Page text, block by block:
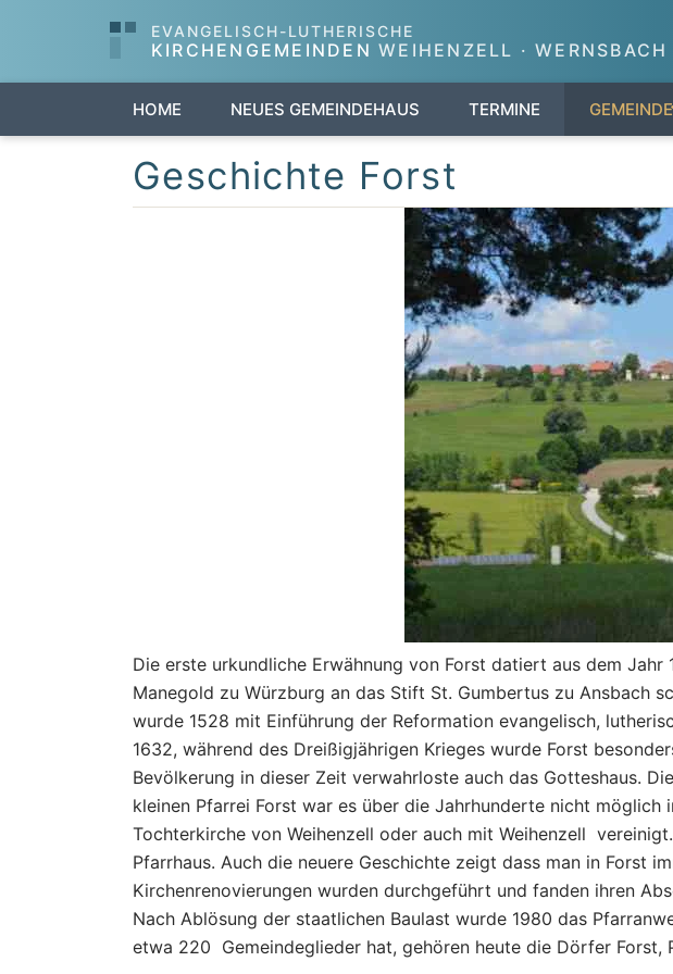
EVANGELISCH-LUTHERISCHE
KIRCHENGEMEINDENWEIHENZELL · WERNSBACH
HOME NEUES GEMEINDEHAUS TERMINE GEMEINDE
Geschichte Forst
Die erste urkundliche Erwähnung von Forst datiert aus dem
Manegold zu Würzburg an das Stift St. Gumbertus zu Ansbach
wurde 1528 mit Einführung der Reformation evangelisch,
1632, während des Dreißigjährigen Krieges wurde Forst
Bevölkerung in dieser Zeit verwahrloste auch das Gotteshaus.
kleinen Pfarrei Forst war es über die Jahrhunderte nicht
Tochterkirche von Weihenzell oder auch mit Weihenzell
Pfarrhaus. Auch die neuere Geschichte zeigt dass man in Forst
Kirchenrenovierungen wurden durchgeführt und fanden ihren
Nach Ablösung der staatlichen Baulast wurde 1980 das
etwa 220 Gemeindeglieder hat, gehören heute die Dörfer Forst,